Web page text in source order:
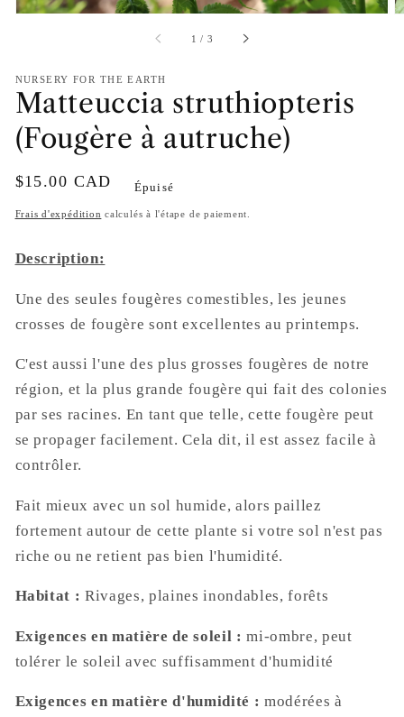
de
la
1 / sur
3
NURSERY FOR THE EARTH
Matteuccia struthiopteris
(Fougère à autruche)
Prix
$15.00 CAD Épuisé
Frais d'expédition calculés à l'étape de paiement.
Description:
Une des seules fougères comestibles, les jeunes
crosses de fougère sont excellentes au printemps.
C'est aussi l'une des plus grosses fougères de notre
région, et la plus grande fougère qui fait des colonies
par ses racines. En tant que telle, cette fougère peut
se propager facilement. Cela dit, il est assez facile à
contrôler.
Fait mieux avec un sol humide, alors paillez
fortement autour de cette plante si votre sol n'est pas
riche ou ne retient pas bien l'humidité.
Habitat : Rivages, plaines inondables, forêts
Exigences en matière de soleil : mi-ombre, peut
tolérer le soleil avec suffisamment d'humidité
Exigences en matière d'humidité : modérées à